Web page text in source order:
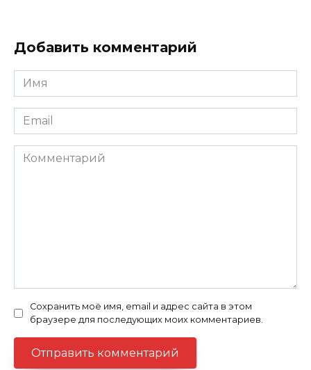
Добавить комментарий
Имя
Email
Комментарий
Сохранить моё имя, email и адрес сайта в этом
браузере для последующих моих комментариев.